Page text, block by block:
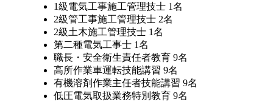
1級電気工事施工管理技士 1名
2級管工事施工管理技士 2名
2級土木施工管理技士 1名
第二種電気工事士 1名
職長・安全衛生責任者教育 9名
高所作業車運転技能講習 9名
有機溶剤作業主任者技能講習 9名
低圧電気取扱業務特別教育 9名